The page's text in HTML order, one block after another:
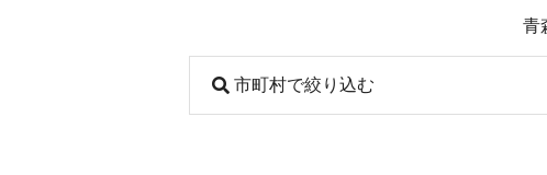
青
市町村で絞り込む